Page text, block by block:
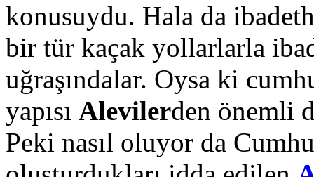
konusuydu. Hala da
bir tür kaçak yollarlarla
uğraşındalar. Oysa ki
yapısı Alevilerden önemli
Peki nasıl oluyor da